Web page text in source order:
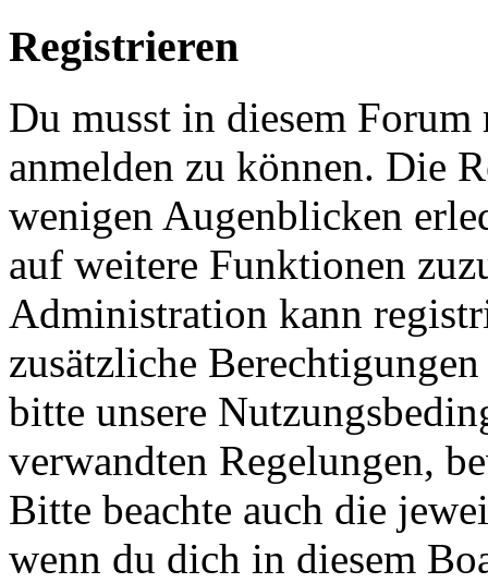
Registrieren
Du musst in diesem
anmelden zu können. Die
wenigen Augenblicken
auf weitere Funktionen
Administration kann
zusätzliche
bitte unsere
verwandten Regelungen,
Bitte beachte auch die
wenn du dich in diesem